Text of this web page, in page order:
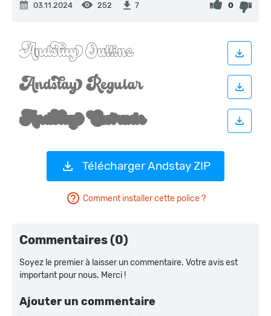
03.11.2024 252 7 0
Télécharger Andstay ZIP
Comment installer cette police ?
Commentaires (0)
Soyez le premier à laisser un commentaire. Votre avis est
important pour nous. Merci !
Ajouter un commentaire